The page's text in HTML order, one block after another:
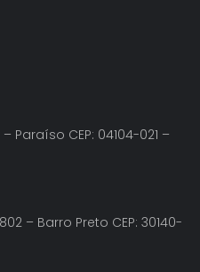
Paraíso CEP: 04104-021 –
– Barro Preto CEP: 30140-